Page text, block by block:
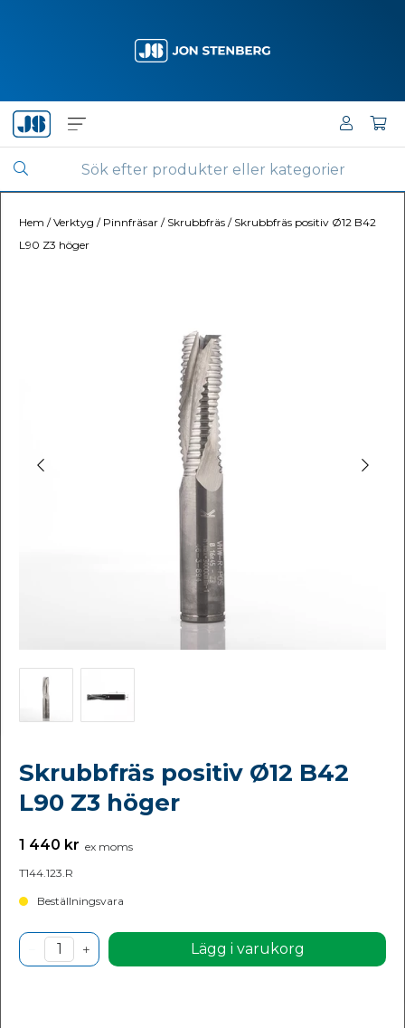
Hem /Verktyg / Pinnfräsar / Skrubbfräs / Skrubbfräs positiv Ø12 B42
L90 Z3 höger
Skrubbfräs positiv Ø12 B42
L90 Z3 höger
1 440 kr ex moms
T144.123.R
Beställningsvara
Lägg i varukorg